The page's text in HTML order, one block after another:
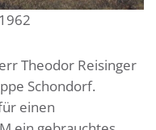
Theodor Reisinger
Schondorf.
einen